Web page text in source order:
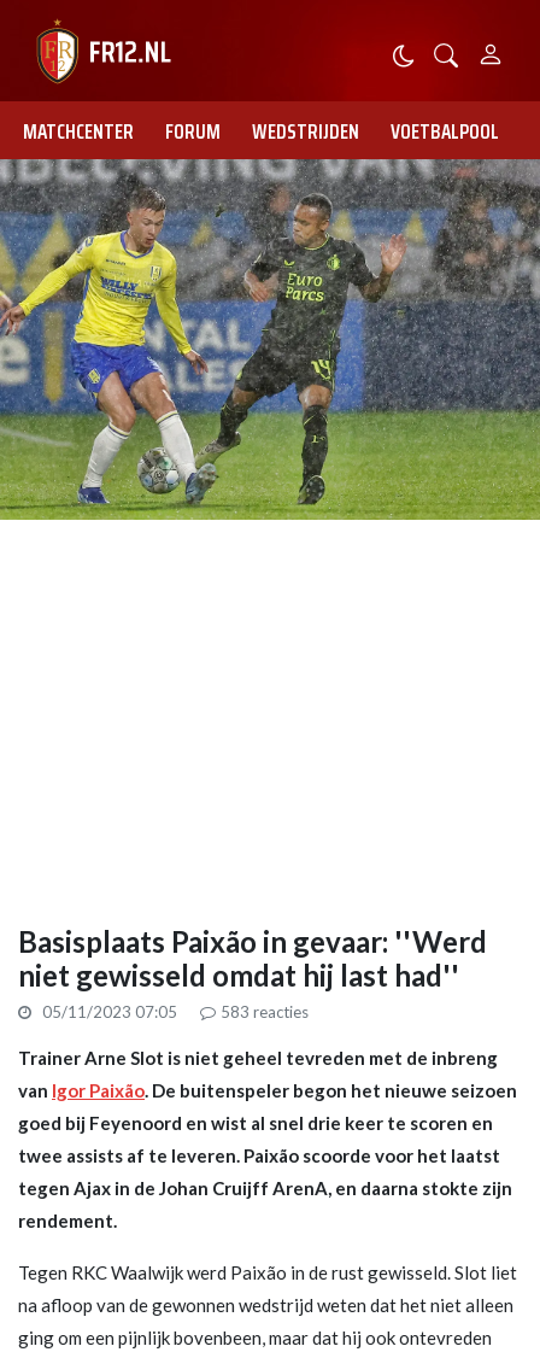
MATCHCENTER FORUM WEDSTRIJDEN VOETBALPOOL
Basisplaats Paixão in gevaar: ''Werd
niet gewisseld omdat hij last had''
05/11/2023 07:05 583 reacties
Trainer Arne Slot is niet geheel tevreden met de inbreng
van Igor Paixão. De buitenspeler begon het nieuwe seizoen
goed bij Feyenoord en wist al snel drie keer te scoren en
twee assists af te leveren. Paixão scoorde voor het laatst
tegen Ajax in de Johan Cruijff ArenA, en daarna stokte zijn
rendement.
Tegen RKC Waalwijk werd Paixão in de rust gewisseld. Slot liet
na afloop van de gewonnen wedstrijd weten dat het niet alleen
ging om een pijnlijk bovenbeen, maar dat hij ook ontevreden